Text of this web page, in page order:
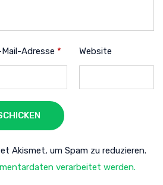
Mail-Adresse * Website
Akismet, um Spam zu reduzieren.
verarbeitet werden.